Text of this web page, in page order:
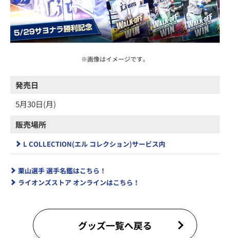
※画像はイメージです。
発売日
5月30日(月)
販売場所
L COLLECTION(エル コレクション)サービス内
栗山選手 選手名鑑はこちら！
ライオンズストア オンラインはこちら！
グッズ一覧へ戻る